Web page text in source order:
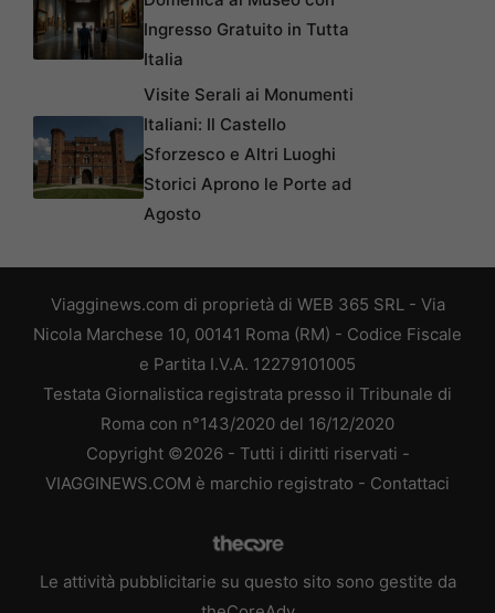
Ingresso Gratuito in Tutta
Italia
Visite Serali ai Monumenti
Italiani: Il Castello
Sforzesco e Altri Luoghi
Storici Aprono le Porte ad
Agosto
Viagginews.com di proprietà di WEB 365 SRL - Via
Nicola Marchese 10, 00141 Roma (RM) - Codice Fiscale
e Partita I.V.A. 12279101005
Testata Giornalistica registrata presso il Tribunale di
Roma con n°143/2020 del 16/12/2020
Copyright ©2026 - Tutti i diritti riservati -
VIAGGINEWS.COM è marchio registrato - Contattaci
Le attività pubblicitarie su questo sito sono gestite da